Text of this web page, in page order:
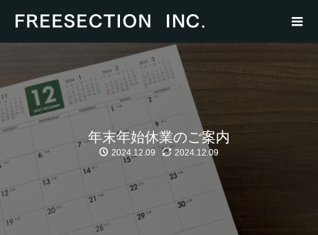
年末年始休業のご案内
2024.12.09 2024.12.09